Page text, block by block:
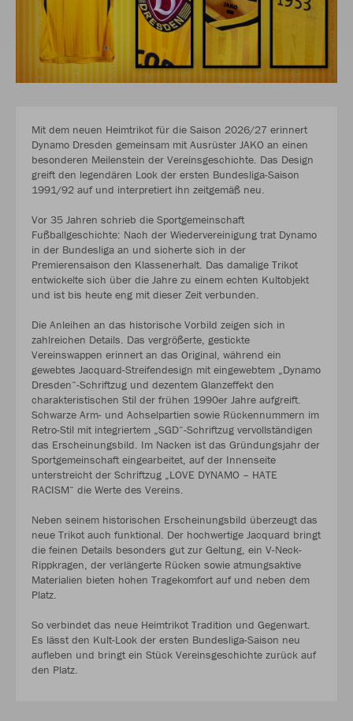
Mit dem neuen Heimtrikot für die Saison 2026/27 erinnert
Dynamo Dresden gemeinsam mit Ausrüster JAKO an einen
besonderen Meilenstein der Vereinsgeschichte. Das Design
greift den legendären Look der ersten Bundesliga-Saison
1991/92 auf und interpretiert ihn zeitgemäß neu.
Vor 35 Jahren schrieb die Sportgemeinschaft
Fußballgeschichte: Nach der Wiedervereinigung trat Dynamo
in der Bundesliga an und sicherte sich in der
Premierensaison den Klassenerhalt. Das damalige Trikot
entwickelte sich über die Jahre zu einem echten Kultobjekt
und ist bis heute eng mit dieser Zeit verbunden.
Die Anleihen an das historische Vorbild zeigen sich in
zahlreichen Details. Das vergrößerte, gestickte
Vereinswappen erinnert an das Original, während ein
gewebtes Jacquard-Streifendesign mit eingewebtem „Dynamo
Dresden“-Schriftzug und dezentem Glanzeffekt den
charakteristischen Stil der frühen 1990er Jahre aufgreift.
Schwarze Arm- und Achselpartien sowie Rückennummern im
Retro-Stil mit integriertem „SGD“-Schriftzug vervollständigen
das Erscheinungsbild. Im Nacken ist das Gründungsjahr der
Sportgemeinschaft eingearbeitet, auf der Innenseite
unterstreicht der Schriftzug „LOVE DYNAMO – HATE
RACISM“ die Werte des Vereins.
Neben seinem historischen Erscheinungsbild überzeugt das
neue Trikot auch funktional. Der hochwertige Jacquard bringt
die feinen Details besonders gut zur Geltung, ein V-Neck-
Rippkragen, der verlängerte Rücken sowie atmungsaktive
Materialien bieten hohen Tragekomfort auf und neben dem
Platz.
So verbindet das neue Heimtrikot Tradition und Gegenwart.
Es lässt den Kult-Look der ersten Bundesliga-Saison neu
aufleben und bringt ein Stück Vereinsgeschichte zurück auf
den Platz.